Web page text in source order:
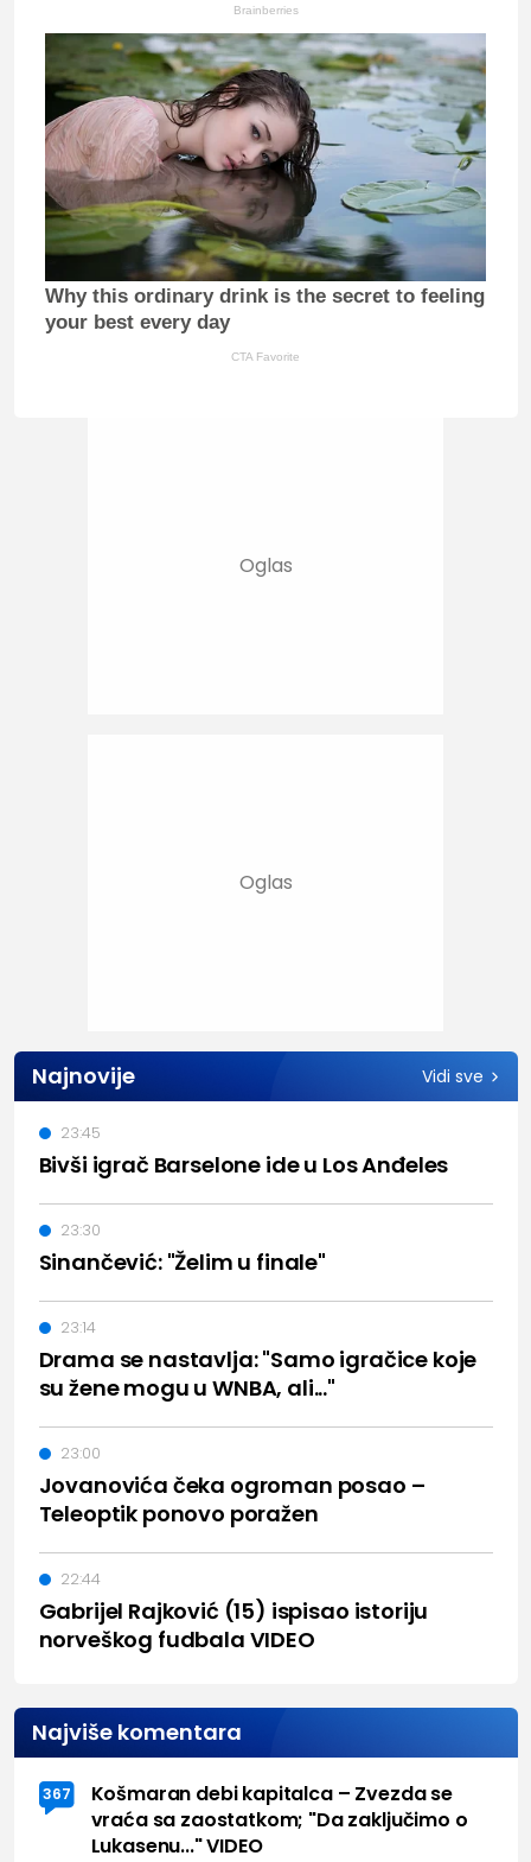
Brainberries
Why this ordinary drink is the secret to feeling
your best every day
CTA Favorite
Najnovije Vidi sve
Bivši igrač Barselone ide u Los Anđeles
23:45
Sinančević: "Želim u finale"
23:30
Drama se nastavlja: "Samo igračice koje
su žene mogu u WNBA, ali..."
23:14
Jovanovića čeka ogroman posao –
Teleoptik ponovo poražen
23:00
Gabrijel Rajković (15) ispisao istoriju
norveškog fudbala VIDEO
22:44
Najviše komentara
367
Košmaran debi kapitalca – Zvezda se
vraća sa zaostatkom; "Da zaključimo o
Lukasenu..." VIDEO